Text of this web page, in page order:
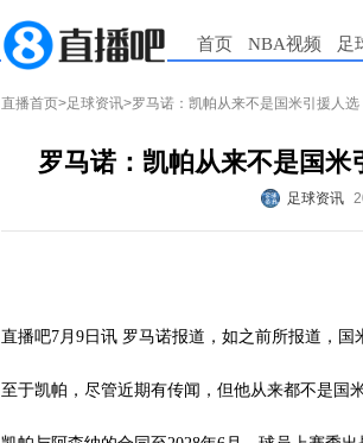
首页 NBA视频 足
直播首页>足球资讯>罗马诺：凯帕从来不是国米引援人
罗马诺：凯帕从来不是国
足球资讯
直播吧7月9日讯 罗马诺报道，如之前所报道，国
至于凯帕，尽管近期有传闻，但他从来都不是国